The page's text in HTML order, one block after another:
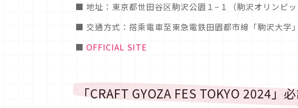
■ 地址：東京都世田谷区駒沢公園１−１（駒沢オリンピッ
■ 交通方式：搭乘電車至東急電鉄田園都市線「駒沢大学
■ OFFICIAL SITE
「CRAFT GYOZA FES TOKYO 2024」